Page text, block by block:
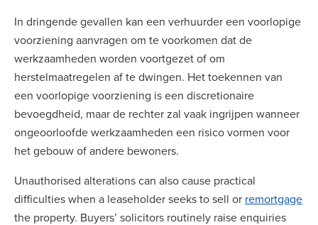
In dringende gevallen kan een verhuurder een voorlopige
voorziening aanvragen om te voorkomen dat de
werkzaamheden worden voortgezet of om
herstelmaatregelen af te dwingen. Het toekennen van
een voorlopige voorziening is een discretionaire
bevoegdheid, maar de rechter zal vaak ingrijpen wanneer
ongeoorloofde werkzaamheden een risico vormen voor
het gebouw of andere bewoners.
Unauthorised alterations can also cause practical
difficulties when a leaseholder seeks to sell or remortgage
the property. Buyers’ solicitors routinely raise enquiries